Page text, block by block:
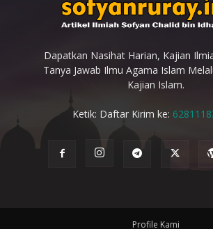
Dapatkan Nasihat Harian, Kajian
Tanya Jawab Ilmu Agama Islam
Kajian Islam.
Ketik: Daftar Kirim ke:
Profile Kami